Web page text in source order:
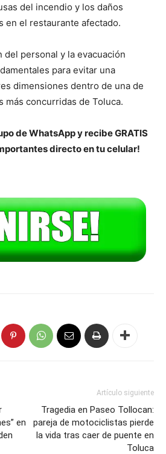
del incendio y los daños
en el restaurante afectado.
del personal y la evacuación
para evitar una
dimensiones dentro de una de
más concurridas de Toluca.
de WhatsApp y recibe GRATIS
directo en tu celular!
en
Artículo siguiente
Tragedia en Paseo Tollocan:
pareja de motociclistas pierde
la vida tras caer de puente en
Toluca